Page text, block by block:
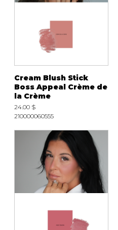
Cream Blush Stick
Boss Appeal Crème de
la Crème
24.00 $
210000060555